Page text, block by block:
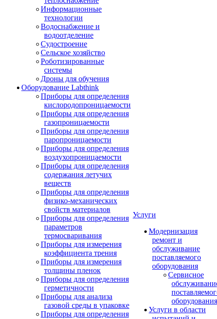
Информационные
технологии
Водоснабжение и
водоотделение
Судостроение
Сельское хозяйство
Роботизированные
системы
Дроны для обучения
Оборудование Labthink
Приборы для определения
кислородопроницаемости
Приборы для определения
газопроницаемости
Приборы для определения
паропроницаемости
Приборы для определения
воздухопроницаемости
Приборы для определения
содержания летучих
веществ
Приборы для определения
физико-механических
свойств материалов
Приборы для определения
параметров
термосваривания
Приборы для измерения
коэффициента трения
Приборы для измерения
толщины пленок
Приборы для определения
герметичности
Приборы для анализа
газовой среды в упаковке
Приборы для определения
Услуги
Модернизация
ремонт и
обслуживание
поставляемого
оборудования
Сервисное
оборудования
Услуги в области